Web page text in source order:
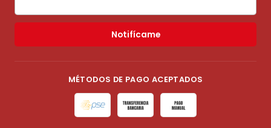
Notifícame
MÉTODOS DE PAGO ACEPTADOS